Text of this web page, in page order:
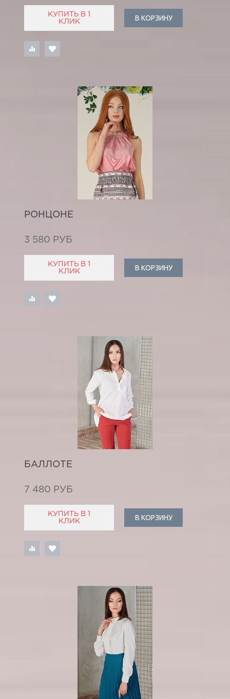
КУПИТЬ В 1
КЛИК
В КОРЗИНУ
РОНЦОНЕ
3 580 РУБ
КУПИТЬ В 1
КЛИК
В КОРЗИНУ
БАЛЛОТЕ
7 480 РУБ
КУПИТЬ В 1
КЛИК
В КОРЗИНУ